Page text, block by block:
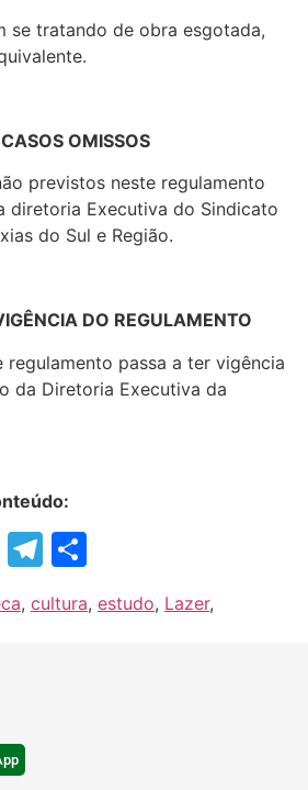
se tratando de obra esgotada,
OMISSOS
previstos neste regulamento
diretoria Executiva do Sindicato
do Sul e Região.
DO REGULAMENTO
regulamento passa a ter vigência
da Diretoria Executiva da
LinkedIn
Telegram
, cultura, estudo, Lazer,